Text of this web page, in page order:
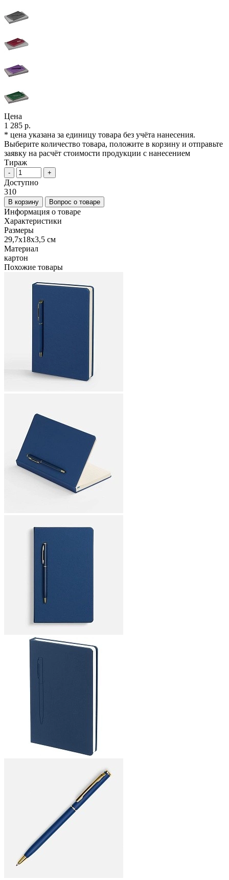
Цена
1 285 р.
* цена указана за единицу товара без учёта нанесения.
Выберите количество товара, положите в корзину и отправьте
заявку на расчёт стоимости продукции с нанесением
Тираж
- +
Доступно
310
В корзину Вопрос о товаре
Информация о товаре
Характеристики
Размеры
29,7х18х3,5 см
Материал
картон
Похожие товары